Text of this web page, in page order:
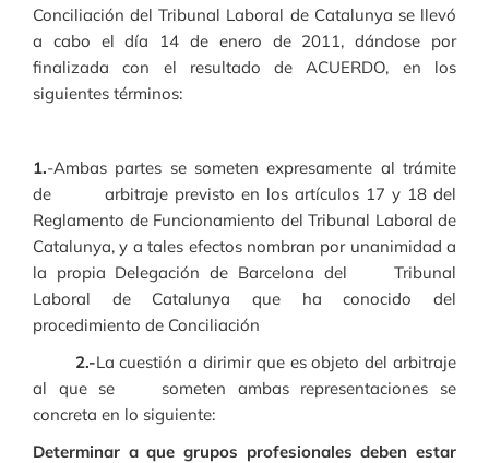
Conciliación del Tribunal Laboral de Catalunya se llevó
a cabo el día 14 de enero de 2011, dándose por
finalizada con el resultado de ACUERDO, en los
siguientes términos:
1.-Ambas partes se someten expresamente al trámite
de arbitraje previsto en los artículos 17 y 18 del
Reglamento de Funcionamiento del Tribunal Laboral de
Catalunya, y a tales efectos nombran por unanimidad a
la propia Delegación de Barcelona del Tribunal
Laboral de Catalunya
que ha conocido del
procedimiento de Conciliación
2.-La cuestión a dirimir que es objeto del arbitraje
al que se someten ambas representaciones se
concreta en lo siguiente:
Determinar a que grupos profesionales deben estar